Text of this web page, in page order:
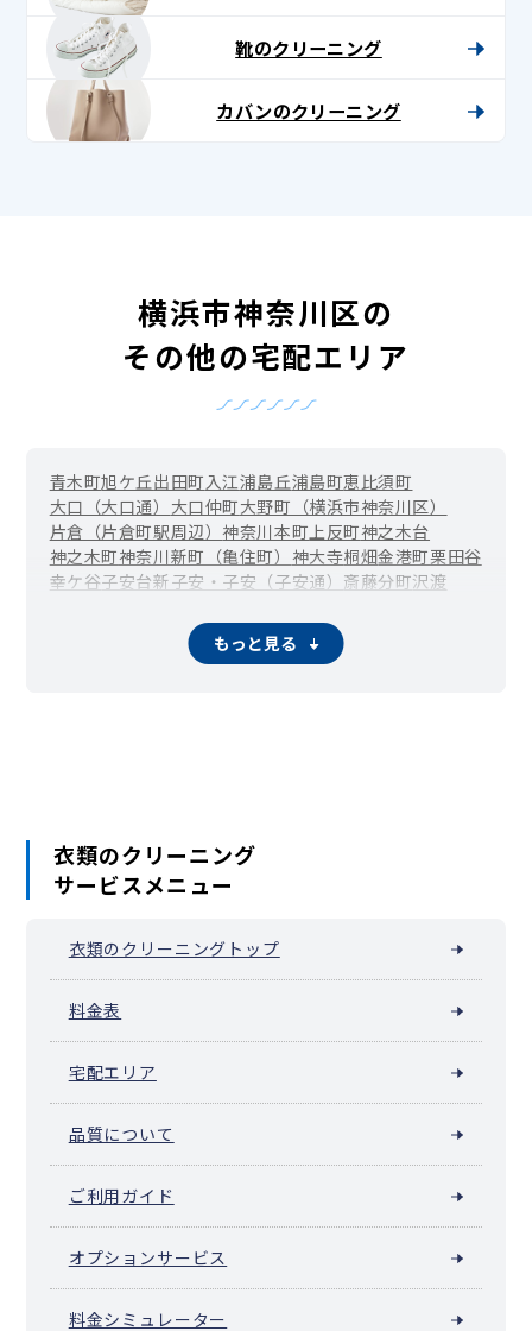
靴のクリーニング
カバンのクリーニング
横浜市神奈川区の
その他の宅配エリア
青木町旭ケ丘出田町入江浦島丘浦島町恵比須町
大口（大口通） 大口仲町大野町（横浜市神奈川区）
片倉（片倉町駅周辺）神奈川本町上反町神之木台
神之木町神奈川新町（亀住町） 神大寺桐畑金港町栗田谷
幸ケ谷子安台新子安・子安（子安通） 斎藤分町沢渡
新町菅田町 鈴繁町 高島台
鳥越（横浜市神奈川区）
もっと見る
衣類のクリーニング
サービスメニュー
衣類のクリーニングトップ
料金表
宅配エリア
品質について
ご利用ガイド
オプションサービス
料金シミュレーター